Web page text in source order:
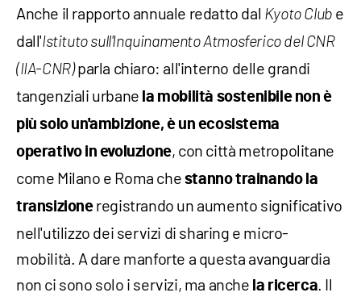
Anche il rapporto annuale redatto dal Kyoto Club e
dall'Istituto sull'Inquinamento Atmosferico del CNR
(IIA-CNR)parla chiaro: all'interno delle grandi
tangenziali urbane la mobilità sostenibile non è
più solo un'ambizione, è un ecosistema
operativo in evoluzione, con città metropolitane
come Milano e Roma che stanno trainando la
transizioneregistrando un aumento significativo
nell'utilizzo dei servizi di sharing e micro-
mobilità. A dare manforte a questa avanguardia
non ci sono solo i servizi, ma anche la ricerca. Il